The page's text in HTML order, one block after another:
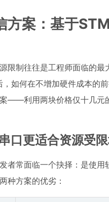
方案：基于
限制往往是工程师面临的
如何在不增加硬件成本的
——利用两块价格仅十几元
口更适合资源受
者常面临一个抉择：是使
种方案的优劣：